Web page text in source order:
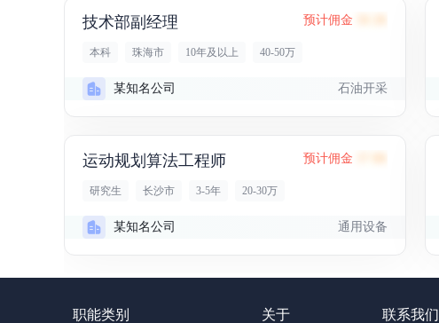
技术部副经理 预计佣金
本科 珠海市 10年及以上 40-50万
某知名公司 石油开采
运动规划算法工程师 预计佣金
研究生 长沙市 3-5年 20-30万
某知名公司 通用设备
职能类别 关于 联系我们